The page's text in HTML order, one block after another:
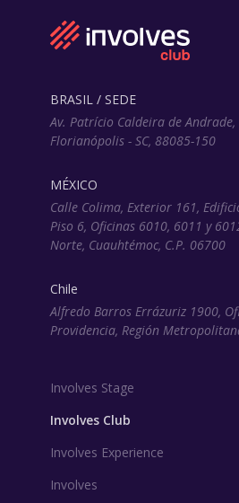
BRASIL / SEDE
Av. Patrício Caldeira de
Florianópolis - SC, 88085-150
MÉXICO
Calle Colima, Exterior 161,
Piso 6, Oficinas 6010, 6011 y
Norte, Cuauhtémoc, C.P. 06700
Chile
Alfredo Barros Errázuriz 1900,
Providencia, Región
Involves Stage
Involves Club
Involves Experience
Involves